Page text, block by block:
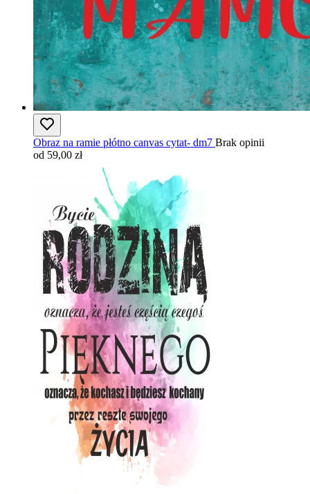
Obraz na ramie płótno canvas cytat- dm7 Brak opinii
od 59,00 zł